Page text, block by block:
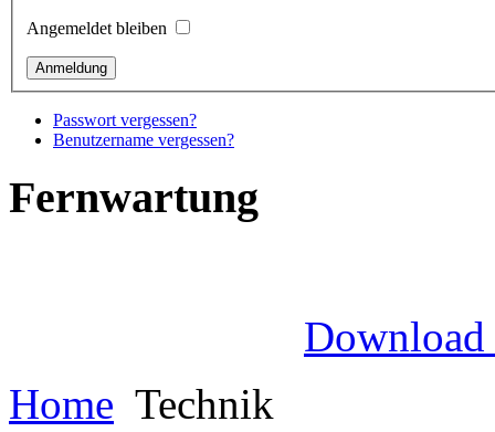
Angemeldet bleiben
Passwort vergessen?
Benutzername vergessen?
Fernwartung
Download
Home Technik